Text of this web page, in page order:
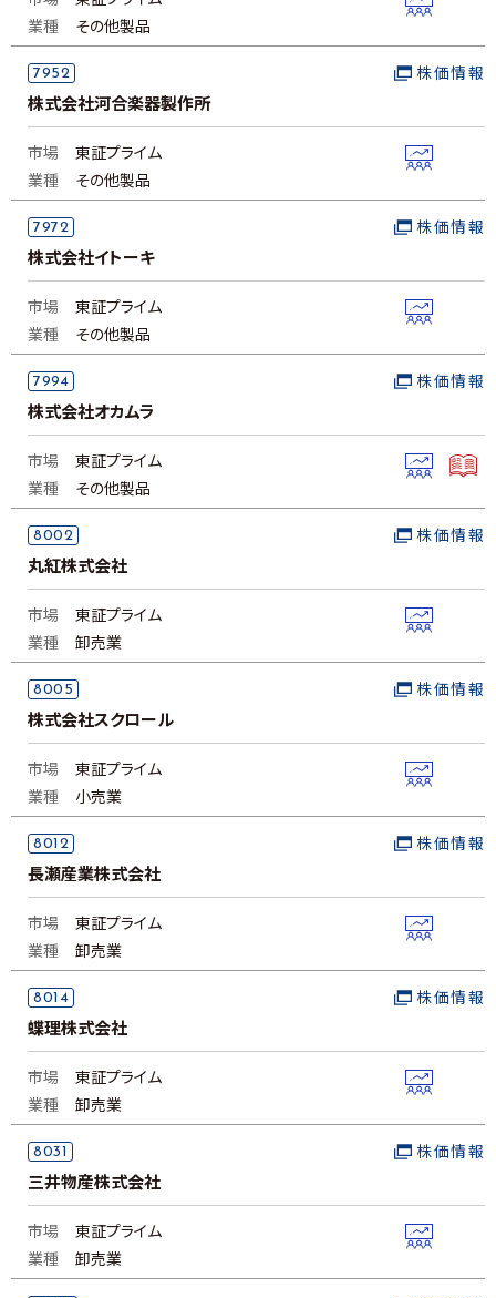
業種
その他製品
7952
株式会社河合楽器製作所
株価情報
市場
東証プライム
業種
その他製品
7972
株式会社イトーキ
株価情報
市場
東証プライム
業種
その他製品
7994
株式会社オカムラ
株価情報
市場
東証プライム
業種
その他製品
8002
丸紅株式会社
株価情報
市場
東証プライム
業種
卸売業
8005
株式会社スクロール
株価情報
市場
東証プライム
業種
小売業
8012
長瀬産業株式会社
株価情報
市場
東証プライム
業種
卸売業
8014
蝶理株式会社
株価情報
市場
東証プライム
業種
卸売業
8031
三井物産株式会社
株価情報
市場
東証プライム
業種
卸売業